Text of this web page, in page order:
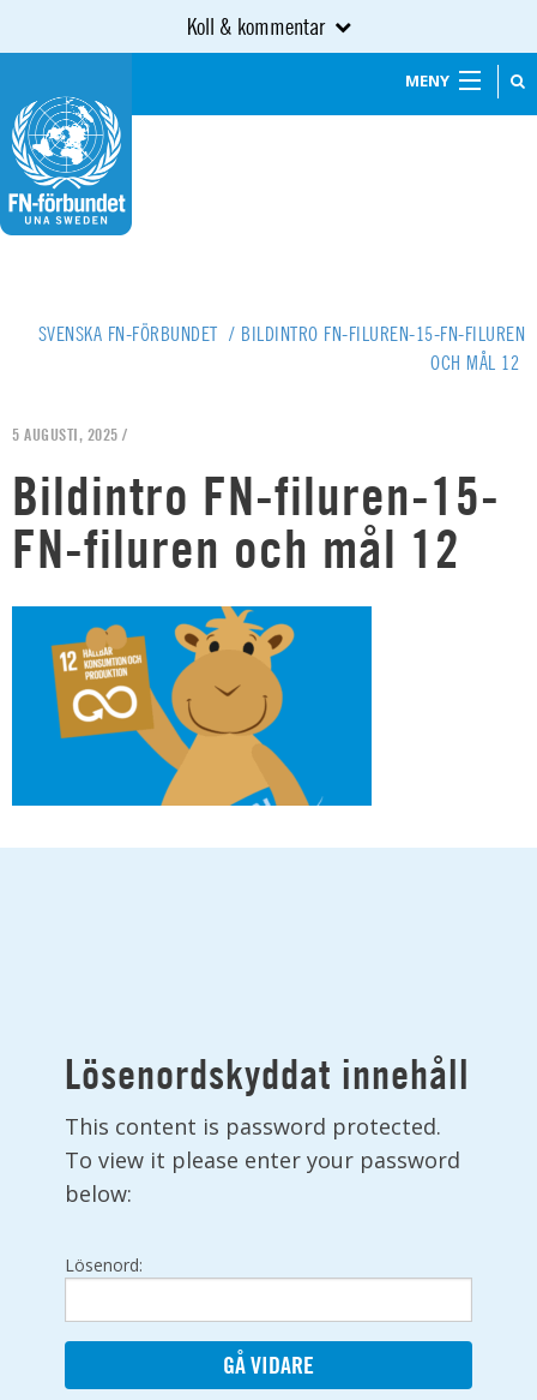
Koll & kommentar
MENY
SVENSKA FN-FÖRBUNDET / BILDINTRO FN-FILUREN-15-FN-FILUREN
OCH MÅL 12
5 AUGUSTI, 2025 /
Bildintro FN-filuren-15-
FN-filuren och mål 12
Lösenordskyddat innehåll
This content is password protected.
To view it please enter your password
below:
Lösenord: